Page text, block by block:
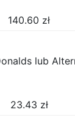
140.60 zł
lub
23.43 zł